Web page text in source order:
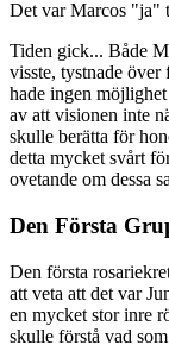
Det var Marcos "ja"
Tiden gick... Både
visste, tystnade över
hade ingen
av att visionen inte
skulle berätta för
detta mycket svårt
ovetande om dessa
Den Första
Den första
att veta att det var
en mycket stor inre
skulle förstå vad